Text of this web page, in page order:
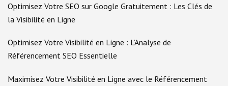
Optimisez Votre SEO sur Google Gratuitement : Les Clés de
la Visibilité en Ligne
Optimisez Votre Visibilité en Ligne : L’Analyse de
Référencement SEO Essentielle
Maximisez Votre Visibilité en Ligne avec le Référencement